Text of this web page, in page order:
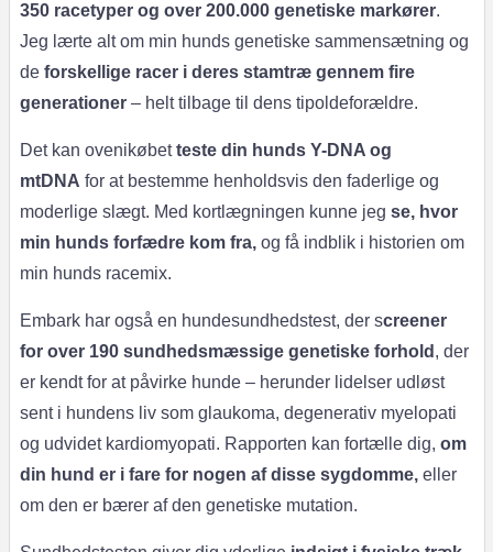
350 racetyper og over 200.000 genetiske markører.
Jeg lærte alt om min hunds genetiske sammensætning og
deforskellige racer i deres stamtræ gennem fire
generationer – helt tilbage til dens tipoldeforældre.
Det kan ovenikøbetteste din hunds Y-DNA og
mtDNA for at bestemme henholdsvis den faderlige og
moderlige slægt. Med kortlægningen kunne jegse, hvor
min hunds forfædre kom fra, og få indblik i historien om
min hunds racemix.
Embark har også en hundesundhedstest, der screener
for over 190 sundhedsmæssige genetiske forhold , der
er kendt for at påvirke hunde – herunder lidelser udløst
sent i hundens liv som glaukoma, degenerativ myelopati
og udvidet kardiomyopati. Rapporten kan fortælle dig,om
din hund er i fare for nogen af ​​disse sygdomme, eller
om den er bærer af den genetiske mutation.